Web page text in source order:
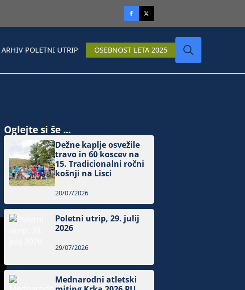
ARHIV POLETNI UTRIP OSEBNOST LETA 2025
Oglejte si še ...
Dežne kaplje osvežile
travo in 60 koscev na
15. Tradicionalni ročni
košnji na Lisci
20/07/2026
Poletni utrip, 29. julij
2026
29/07/2026
Mednarodni atletski